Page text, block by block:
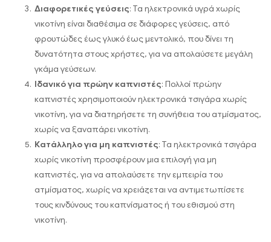
Διαφορετικές γεύσεις: Τα ηλεκτρονικά υγρά χωρίς
νικοτίνη είναι διαθέσιμα σε διάφορες γεύσεις, από
φρουτώδες έως γλυκό έως μεντολικό, που δίνει τη
δυνατότητα στους χρήστες, για να απολαύσετε μεγάλη
γκάμα γεύσεων.
Ιδανικό για πρώην καπνιστές: Πολλοί πρώην
καπνιστές χρησιμοποιούν ηλεκτρονικά τσιγάρα χωρίς
νικοτίνη, για να διατηρήσετε τη συνήθεια του ατμίσματος,
χωρίς να ξαναπάρει νικοτίνη.
Κατάλληλο για μη καπνιστές: Τα ηλεκτρονικά τσιγάρα
χωρίς νικοτίνη προσφέρουν μια επιλογή για μη
καπνιστές, για να απολαύσετε την εμπειρία του
ατμίσματος, χωρίς να χρειάζεται να αντιμετωπίσετε
τους κινδύνους του καπνίσματος ή του εθισμού στη
νικοτίνη.